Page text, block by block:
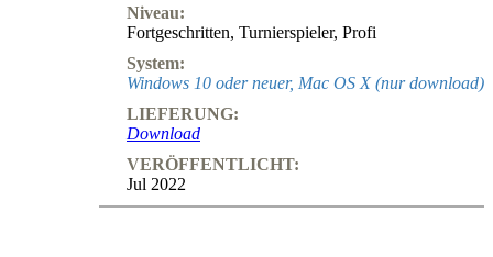
Niveau:
Fortgeschritten, Turnierspieler, Profi
System:
Windows 10 oder neuer, Mac OS X (nur download)
LIEFERUNG:
Download
VERÖFFENTLICHT:
Jul 2022